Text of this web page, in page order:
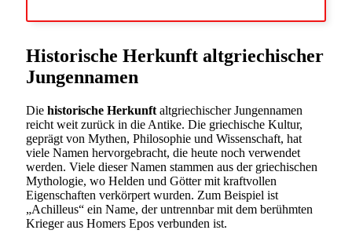
Historische Herkunft altgriechischer
Jungennamen
Die historische Herkunft altgriechischer Jungennamen
reicht weit zurück in die Antike. Die griechische Kultur,
geprägt von Mythen, Philosophie und Wissenschaft, hat
viele Namen hervorgebracht, die heute noch verwendet
werden. Viele dieser Namen stammen aus der griechischen
Mythologie, wo Helden und Götter mit kraftvollen
Eigenschaften verkörpert wurden. Zum Beispiel ist
„Achilleus“ ein Name, der untrennbar mit dem berühmten
Krieger aus Homers Epos verbunden ist.